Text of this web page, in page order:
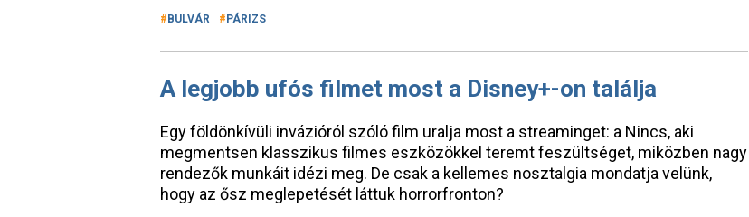
BULVÁR PÁRIZS
A legjobb ufós filmet most a Disney+-on találja
Egy földönkívüli invázióról szóló film uralja most a streaminget: a Nincs, aki
megmentsen klasszikus filmes eszközökkel teremt feszültséget, miközben nagy
rendezők munkáit idézi meg. De csak a kellemes nosztalgia mondatja velünk,
hogy az ősz meglepetését láttuk horrorfronton?